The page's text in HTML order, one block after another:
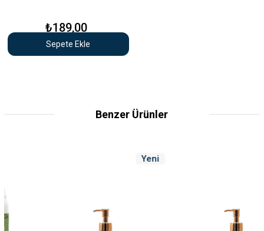
₺189,00
Sepete Ekle
Benzer Ürünler
Yeni